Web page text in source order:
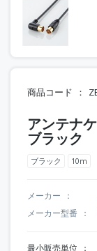
商品コード
アンテナ
ブラック
ブラック 10m
メーカー
メーカー型番
最小販売単位